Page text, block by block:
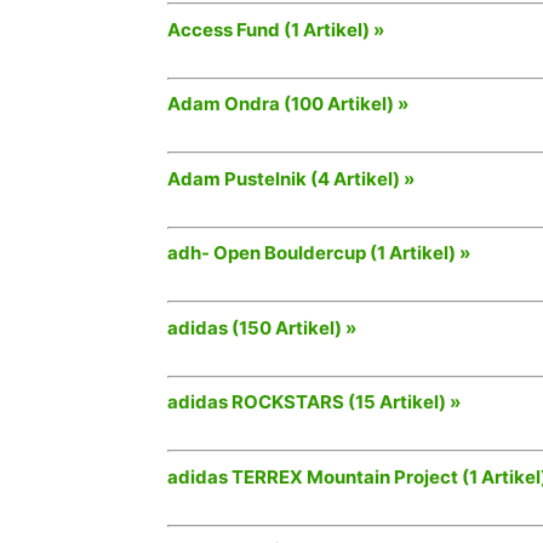
Access Fund (1 Artikel) »
Adam Ondra (100 Artikel) »
Adam Pustelnik (4 Artikel) »
adh- Open Bouldercup (1 Artikel) »
adidas (150 Artikel) »
adidas ROCKSTARS (15 Artikel) »
adidas TERREX Mountain Project (1